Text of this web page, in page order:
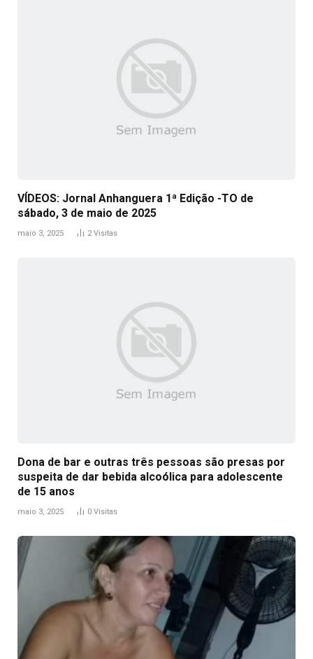
VÍDEOS: Jornal Anhanguera 1ª Edição -TO de
sábado, 3 de maio de 2025
maio 3, 2025 2Visitas
Dona de bar e outras três pessoas são presas por
suspeita de dar bebida alcoólica para adolescente
de 15 anos
maio 3, 2025 0 Visitas